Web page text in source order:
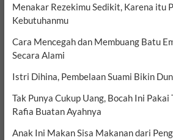
Menakar Rezekimu Sedikit, Karena itu
Kebutuhanmu
Cara Mencegah dan Membuang Batu
Secara Alami
Istri Dihina, Pembelaan Suami Bikin
Tak Punya Cukup Uang, Bocah Ini Pakai
Rafia Buatan Ayahnya
Anak Ini Makan Sisa Makanan dari